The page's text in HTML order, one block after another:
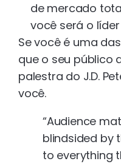
de mercado
você será o
Se você é uma
que o seu público
palestra do J.D.
você.
“Audience
blindsided by
to everything